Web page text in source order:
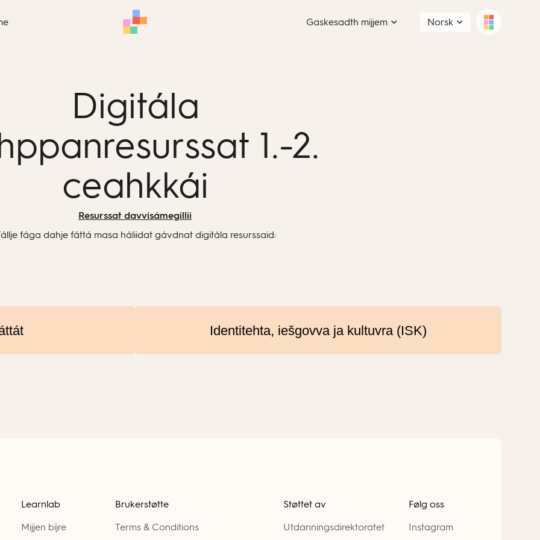
Gaskesadth mijjem Norsk
Digitála
1.-2.
ceahkkái
Resurssat davvisámegillii
fága dahje fáttá masa háliidat gávdnat digitála resurssaid:
Identitehta, iešgovva ja kultuvra (ISK)
Learnlab
Mijjen bïjre
Brukerstøtte
Terms & Conditions
Støttet av
Utdanningsdirektoratet
Følg oss
Instagram